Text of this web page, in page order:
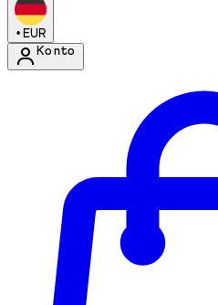
• EUR
Konto